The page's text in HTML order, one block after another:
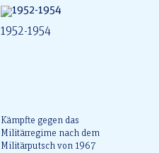
1952-1954
Kämpfte gegen das
Militärregime nach dem
Militärputsch von 1967